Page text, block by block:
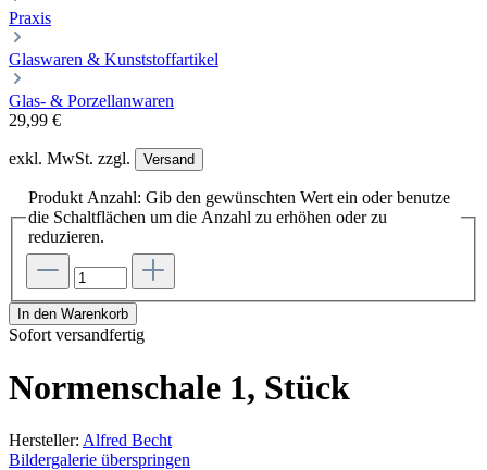
Praxis
Glaswaren & Kunststoffartikel
Glas- & Porzellanwaren
29,99 €
exkl. MwSt. zzgl. Versand
Produkt Anzahl: Gib den gewünschten Wert ein oder benutze
die Schaltflächen um die Anzahl zu erhöhen oder zu
reduzieren.
In den Warenkorb
Sofort versandfertig
Normenschale 1, Stück
Hersteller: Alfred Becht
Bildergalerie überspringen